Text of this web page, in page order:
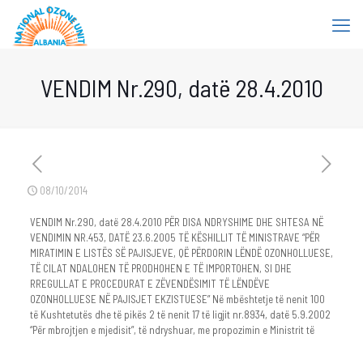
VENDIM Nr.290, datë 28.4.2010
08/10/2014
VENDIM Nr.290, datë 28.4.2010 PËR DISA NDRYSHIME DHE SHTESA NË
VENDIMIN NR.453, DATË 23.6.2005 TË KËSHILLIT TË MINISTRAVE “PËR
MIRATIMIN E LISTËS SË PAJISJEVE, QË PËRDORIN LËNDË OZONHOLLUESE,
TË CILAT NDALOHEN TË PRODHOHEN E TË IMPORTOHEN, SI DHE
RREGULLAT E PROCEDURAT E ZËVENDËSIMIT TË LËNDËVE
OZONHOLLUESE NË PAJISJET EKZISTUESE” Në mbështetje të nenit 100
të Kushtetutës dhe të pikës 2 të nenit 17 të ligjit nr.8934, datë 5.9.2002
“Për mbrojtjen e mjedisit”, të ndryshuar, me propozimin e Ministrit të